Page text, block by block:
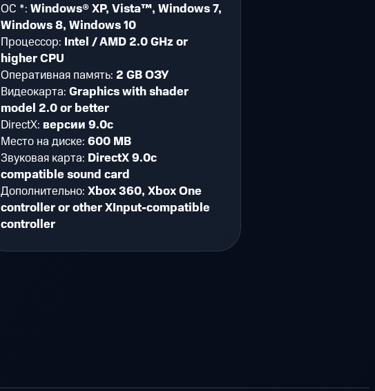
ОС *:Windows® XP, Vista™, Windows 7,
Windows 8, Windows 10
Процессор: Intel / AMD 2.0 GHz or
higher CPU
Оперативная память:2 GB ОЗУ
Видеокарта:Graphics with shader
model 2.0 or better
DirectX: версии 9.0c
Место на диске:600 MB
Звуковая карта: DirectX 9.0c
compatible sound card
Дополнительно:Xbox 360, Xbox One
controller or other XInput-compatible
controller